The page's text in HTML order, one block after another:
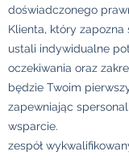
doświadczonego
Klienta, który zapozna
ustali indywidualne
oczekiwania oraz
będzie Twoim
zapewniając
wsparcie.
zespół